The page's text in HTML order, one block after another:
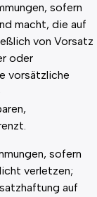
sofern
macht, die auf
von Vorsatz
oder
vorsätzliche
sofern
verletzen;
auf